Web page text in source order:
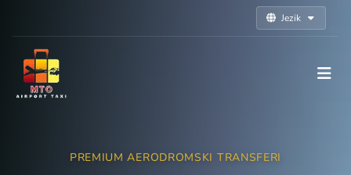
Jezik
PREMIUM AERODROMSKI TRANSFERI